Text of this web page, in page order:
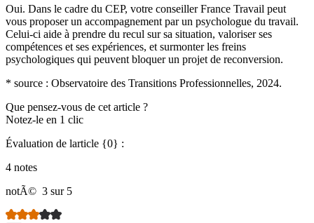
Oui. Dans le cadre du CEP, votre conseiller France Travail peut
vous proposer un accompagnement par un psychologue du travail.
Celui-ci aide à prendre du recul sur sa situation, valoriser ses
compétences et ses expériences, et surmonter les freins
psychologiques qui peuvent bloquer un projet de reconversion.
* source : Observatoire des Transitions Professionnelles, 2024.
Que pensez-vous de cet article ?
Notez-le en 1 clic
Évaluation de larticle {0} :
4 notes
notÃ© 3 sur 5